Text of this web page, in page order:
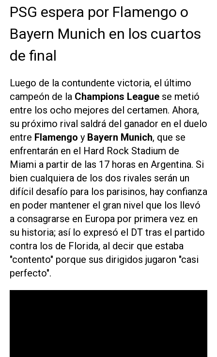
PSG espera por Flamengo o
Bayern Munich en los cuartos
de final
Luego de la contundente victoria, el último
campeón de la Champions League se metió
entre los ocho mejores del certamen. Ahora,
su próximo rival saldrá del ganador en el duelo
entre Flamengo y Bayern Munich, que se
enfrentarán en el Hard Rock Stadium de
Miami a partir de las 17 horas en Argentina. Si
bien cualquiera de los dos rivales serán un
difícil desafío para los parisinos, hay confianza
en poder mantener el gran nivel que los llevó
a consagrarse en Europa por primera vez en
su historia; así lo expresó el DT tras el partido
contra los de Florida, al decir que estaba
"contento" porque sus dirigidos jugaron "casi
perfecto".